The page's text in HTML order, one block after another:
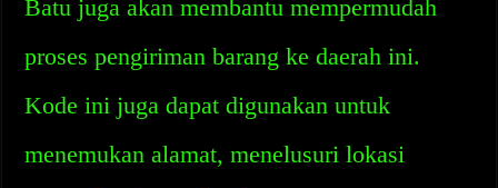
Batu juga akan membantu mempermudah
proses pengiriman barang ke daerah ini.
Kode ini juga dapat digunakan untuk
menemukan alamat, menelusuri lokasi